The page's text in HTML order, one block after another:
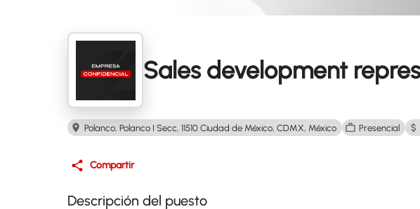
Sales development
Polanco, Polanco I Secc, 11510 Ciudad de México, CDMX, México Presencial
Compartir
Descripción del puesto